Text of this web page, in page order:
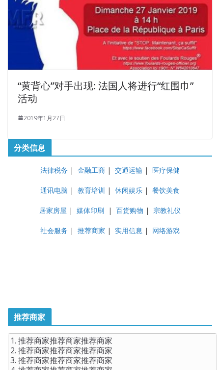
“黄背心”对手出现: 法国人将进行“红围巾”
活动
2019年1月27日
分类信息
法律税务 | 金融工商 | 交通运输 | 医疗保健
通讯电脑 | 教育培训 | 休闲娱乐 | 餐饮美食
居家房屋 | 媒体印刷 | 百货购物 | 宗教礼仪
社会服务 | 推荐商家 | 实用信息 | 网络游戏
推荐商家